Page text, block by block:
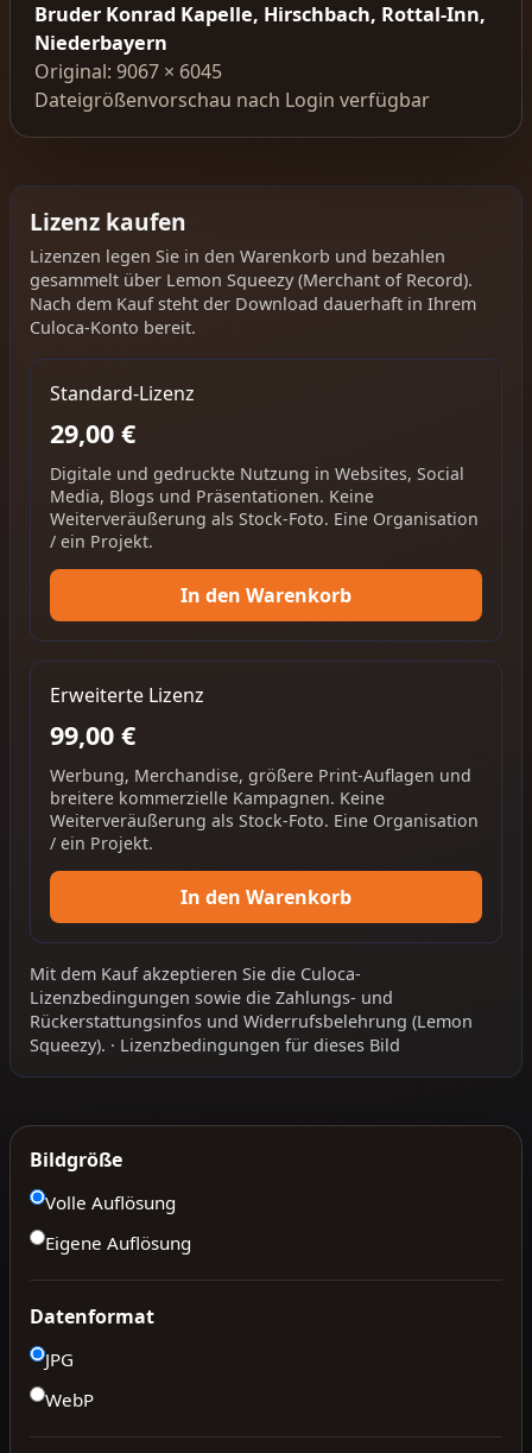
Bruder Konrad Kapelle, Hirschbach, Rottal-Inn,
Niederbayern
Original: 9067 × 6045
Dateigrößenvorschau nach Login verfügbar
Lizenz kaufen
Lizenzen legen Sie in den Warenkorb und bezahlen
gesammelt über Lemon Squeezy (Merchant of Record).
Nach dem Kauf steht der Download dauerhaft in Ihrem
Culoca-Konto bereit.
Standard-Lizenz
29,00 €
Digitale und gedruckte Nutzung in Websites, Social
Media, Blogs und Präsentationen. Keine
Weiterveräußerung als Stock-Foto. Eine Organisation
/ ein Projekt.
In den Warenkorb
Erweiterte Lizenz
99,00 €
Werbung, Merchandise, größere Print-Auflagen und
breitere kommerzielle Kampagnen. Keine
Weiterveräußerung als Stock-Foto. Eine Organisation
/ ein Projekt.
In den Warenkorb
Mit dem Kauf akzeptieren Sie die Culoca-
Lizenzbedingungen sowie die Zahlungs- und
Rückerstattungsinfos und Widerrufsbelehrung (Lemon
Squeezy). · Lizenzbedingungen für dieses Bild
Bildgröße
Volle Auflösung
Eigene Auflösung
Datenformat
JPG
WebP